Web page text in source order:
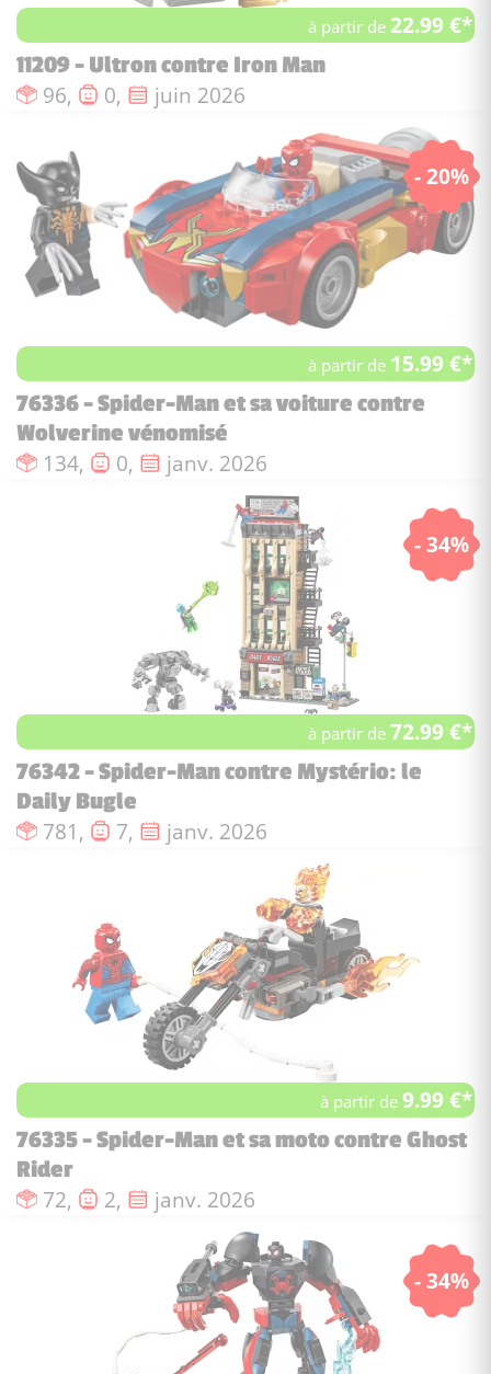
à partir de22.99 €*
11209 - Ultron contre Iron Man
Nombre de pièces :
96, Nombre de figurines :
0, Date de sortie :
juin 2026
- 20%
à partir de 15.99 €*
76336 - Spider-Man et sa voiture contre
Wolverine vénomisé
Nombre de pièces :
134, Nombre de figurines :
0, Date de sortie :
janv. 2026
- 34%
à partir de72.99 €*
76342 - Spider-Man contre Mystério: le
Daily Bugle
Nombre de pièces :
781, Nombre de figurines :
7, Date de sortie :
janv. 2026
à partir de9.99 €*
76335 - Spider-Man et sa moto contre Ghost
Rider
Nombre de pièces :
72, Nombre de figurines :
2, Date de sortie :
janv. 2026
- 34%